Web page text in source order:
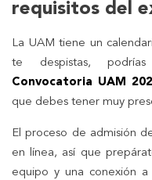
requisitos del
La UAM tiene un
te despistas,
Convocatoria UAM
que debes tener muy
El proceso de admisión
en línea, así que
equipo y una conexión